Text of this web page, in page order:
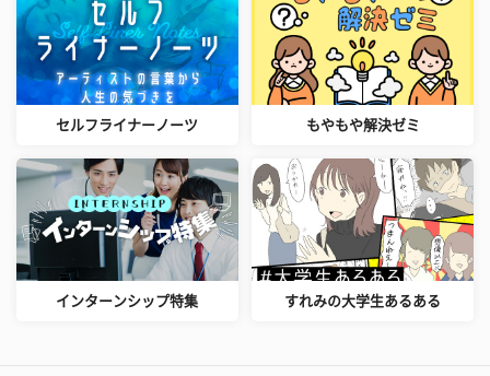
セルフライナーノーツ もやもや解決ゼミ
インターンシップ特集 すれみの大学生あるある